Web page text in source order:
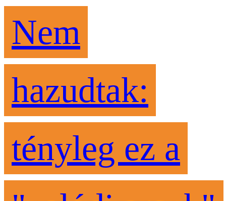
Nem
hazudtak:
tényleg ez a